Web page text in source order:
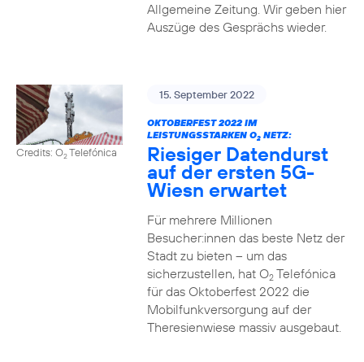
Allgemeine Zeitung. Wir geben hier
Auszüge des Gesprächs wieder.
Credits: O2Telefónica
15. September 2022
OKTOBERFEST 2022 IM
LEISTUNGSSTARKEN O2NETZ:
Riesiger Datendurst
auf der ersten 5G-
Wiesn erwartet
Für mehrere Millionen
Besucher:innen das beste Netz der
Stadt zu bieten – um das
sicherzustellen, hat O2Telefónica
für das Oktoberfest 2022 die
Mobilfunkversorgung auf der
Theresienwiese massiv ausgebaut.